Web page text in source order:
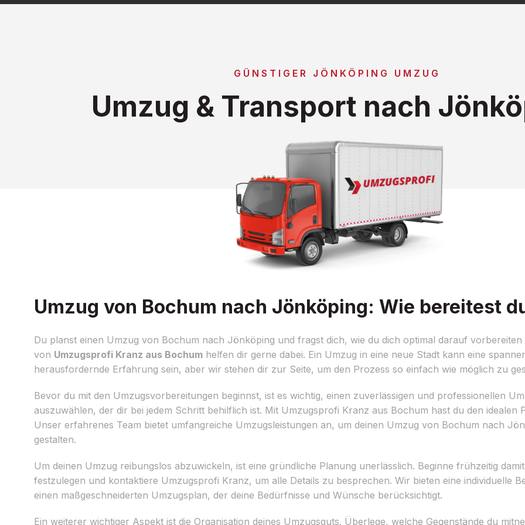
GÜNSTIGER JÖNKÖPING UMZUG
Umzug & Transport nach
Umzug von Bochum nach Jönköping: Wie bereitest
Du planst einen Umzug von Bochum nach Jönköping und fragst dich, wie du dich optimal darauf
von Umzugsprofi Kranz aus Bochum helfen dir gerne dabei. Ein Umzug in eine neue Stadt kann eine
herausfordernde Erfahrung sein, aber wir stehen dir zur Seite, um den Prozess so einfach wie möglich zu
Bevor du mit den Umzugsvorbereitungen beginnst, ist es wichtig, einen zuverlässigen und professionellen
auszuwählen, der dir bei jedem Schritt behilflich ist. Mit Umzugsprofi Kranz aus Bochum hast du den idealen
Unser erfahrenes Team bietet umfangreiche Umzugsleistungen an, um deinen Umzug von Bochum nach
gestalten.
Um deinen Umzug reibungslos abzuwickeln, ist eine gründliche Planung unerlässlich. Beginne frühzeitig
festzulegen und kontaktiere Umzugsprofi Kranz, um alle Details zu besprechen. Wir bieten eine individuelle
einen maßgeschneiderten Umzugsplan, der deine Bedürfnisse und Wünsche berücksichtigt.
Ein weiterer wichtiger Aspekt ist die Organisation deines Umzugsguts. Überlege, welche Gegenstände du